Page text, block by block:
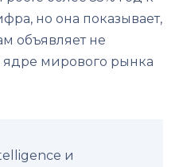
но она показывает,
объявляет не
ядре мирового рынка
и